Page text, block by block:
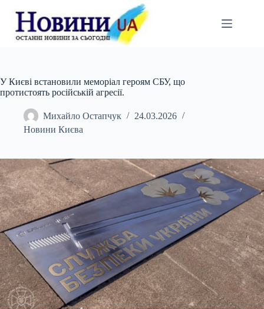
вмісту
У Києві встановили меморіал героям СБУ, що
протистоять російській агресії.
Михайло Остапчук
24.03.2026
Новини Києва